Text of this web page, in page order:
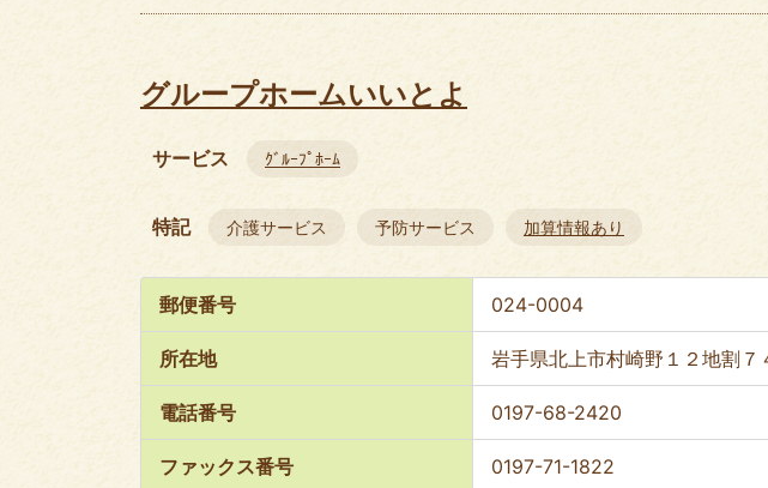
グループホームいいとよ
サービス ｸﾞﾙｰﾌﾟﾎｰﾑ
特記 介護サービス 予防サービス 加算情報あり
郵便番号 024-0004
所在地 岩手県北上市村崎野１２地割７
電話番号 0197-68-2420
ファックス番号 0197-71-1822